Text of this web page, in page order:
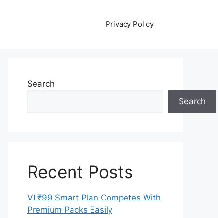
Privacy Policy
Search
Search
Recent Posts
VI ₹99 Smart Plan Competes With
Premium Packs Easily